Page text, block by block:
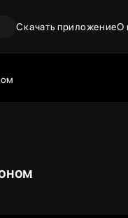
Скачать приложениеО